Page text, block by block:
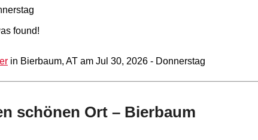
found!
in Bierbaum, AT am Jul 30, 2026 - Donnerstag
schönen Ort – Bierbaum